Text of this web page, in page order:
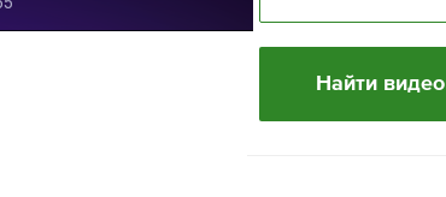
Найти видео